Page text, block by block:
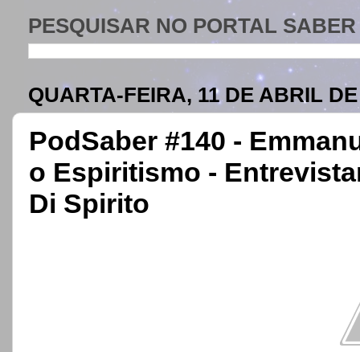
PESQUISAR NO PORTAL
QUARTA-FEIRA, 11 DE ABRIL
PodSaber #140 -
o Espiritismo -
Di Spirito